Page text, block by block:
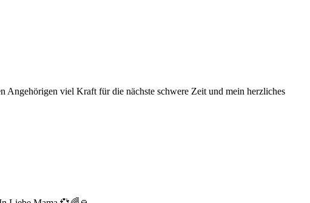
Angehörigen viel Kraft für die nächste schwere Zeit und mein herzliches